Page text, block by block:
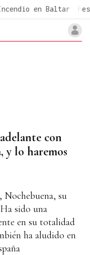
en Baltar
con
y lo haremos
Nochebuena, su
sido una
en su totalidad
ha aludido en